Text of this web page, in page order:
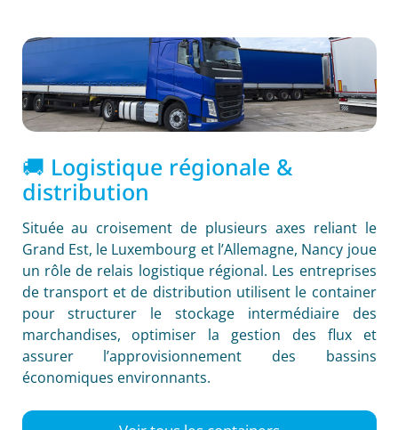
🚚 Logistique régionale &
distribution
Située au croisement de plusieurs axes reliant le
Grand Est, le Luxembourg et l’Allemagne, Nancy joue
un rôle de relais logistique régional. Les entreprises
de transport et de distribution utilisent le container
pour structurer le stockage intermédiaire des
marchandises, optimiser la gestion des flux et
assurer l’approvisionnement des bassins
économiques environnants.